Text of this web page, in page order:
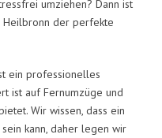
umziehen? Dann ist
Heilbronn der perfekte
ein professionelles
ist auf Fernumzüge und
Wir wissen, dass ein
kann, daher legen wir